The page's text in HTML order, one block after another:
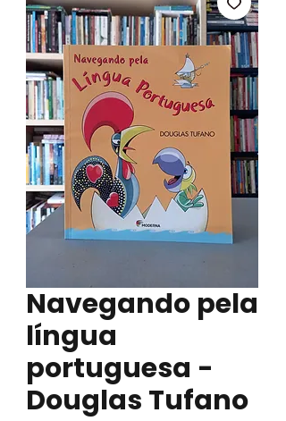
Navegando pela
língua
portuguesa -
Douglas Tufano